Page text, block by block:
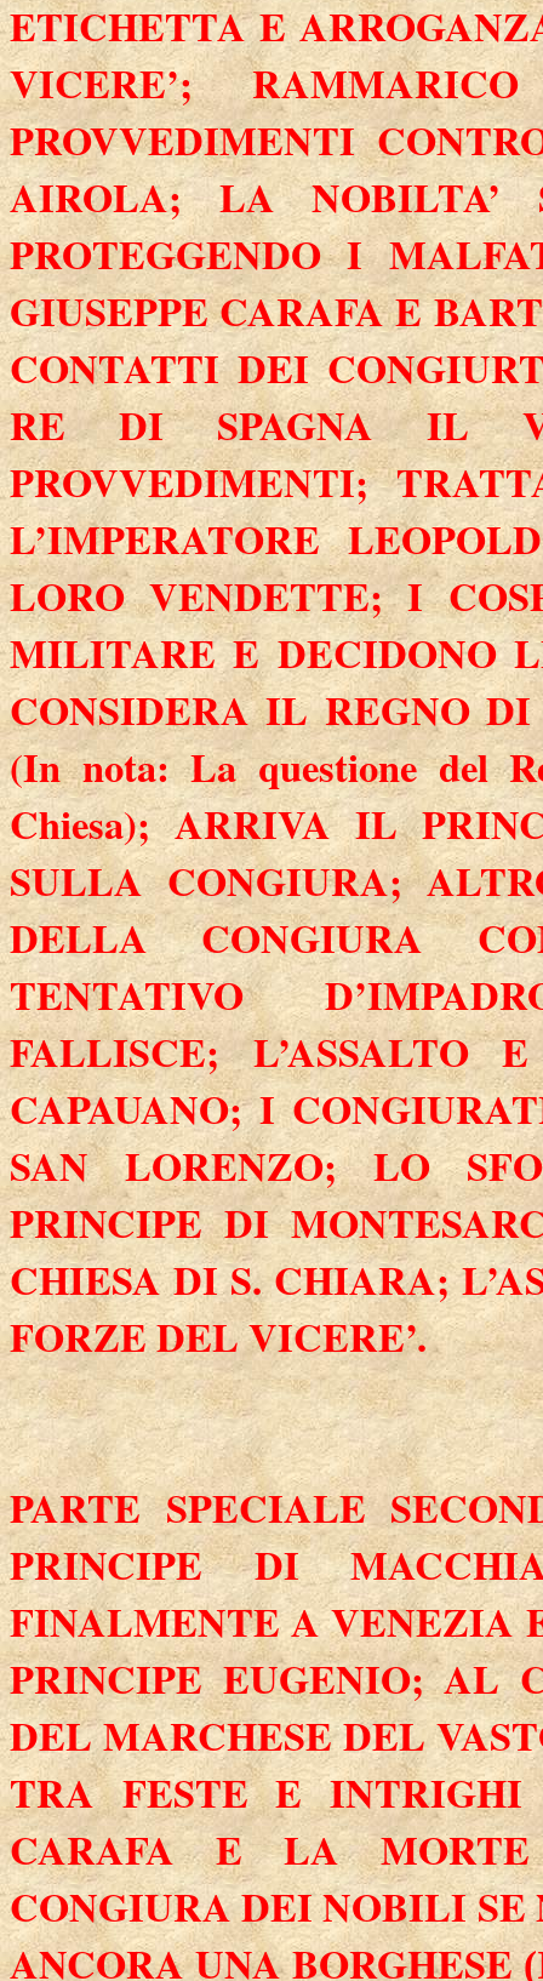
ETICHETTA E
VICERE’;
PROVVEDIMENTI
AIROLA;LA NOBILTA’
PROTEGGENDO I
GIUSEPPE CARAFA E
CONTATTI DEI
RE DI SPAGNA IL
PROVVEDIMENTI;
L’IMPERATORE
LORO VENDETTE; I
MILITARE E DECIDONO
CONSIDERA IL REGNO
(In nota: La questione del
Chiesa); ARRIVA IL
SULLA CONGIURA;
DELLACONGIURA
TENTATIVO
FALLISCE; L’ASSALTO
CAPAUANO; I
SAN LORENZO; LO
PRINCIPE DI
CHIESA DI S. CHIARA;
FORZE DEL VICERE’.
PARTE SPECIALE
PRINCIPE DI
FINALMENTE A VENEZIA
PRINCIPE EUGENIO; AL
DEL MARCHESE DEL
TRA FESTE E
CARAFA ELA
CONGIURA DEINOBILI SE
ANCORA UNA BORGHESE